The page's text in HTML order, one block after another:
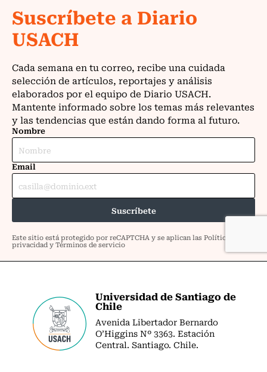
Universidad de Santiago de
Chile
Avenida Libertador Bernardo
O’Higgins Nº 3363. Estación
Central. Santiago. Chile.